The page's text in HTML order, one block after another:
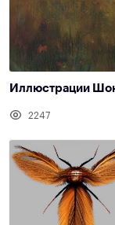
Иллюстрации
2247